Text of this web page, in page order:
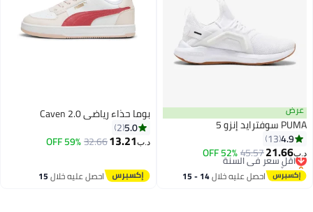
13
45.57
52% OFF
سعر في السنة
بسرعة
سعر في السنة
احصل عليه خلال 14 - 15
بوما حذاء رياضي Caven 2.0
2
13.21
32.66
59% OFF
احصل عليه خلال15
اغسطس